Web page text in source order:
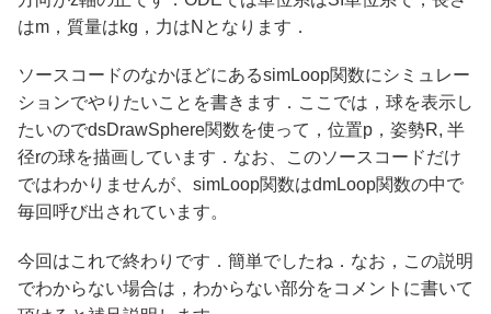
はm，質量はkg，力はNとなります．
ソースコードのなかほどにあるsimLoop関数にシミュレー
ションでやりたいことを書きます．ここでは，球を表示し
たいのでdsDrawSphere関数を使って，位置p，姿勢R, 半
径rの球を描画しています．なお、このソースコードだけ
ではわかりませんが、simLoop関数はdmLoop関数の中で
毎回呼び出されています。
今回はこれで終わりです．簡単でしたね．なお，この説明
でわからない場合は，わからない部分をコメントに書いて